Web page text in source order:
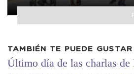
TAMBIÉN TE PUEDE GUSTAR
Último día de las charlas de